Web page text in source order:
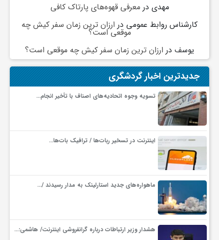
مهدی درمعرفی قهوه‌های پارتاک کافی
کارشناس روابط عمومی در ارزان ترین زمان سفر کیش چه
موقعی است؟
یوسف در ارزان ترین زمان سفر کیش چه موقعی است؟
جدیدترین اخبار گردشگری
تسویه وجوه اتحادیه‌های اصناف با تأخیر انجام…
اینترنت در تسخیر ربات‌ها / ترافیک بات‌ها…
ماهواره‌های جدید استارلینک به مدار رسیدند /…
هشدار وزیر ارتباطات درباره گرانفروشی اینترنت/ هاشمی:…